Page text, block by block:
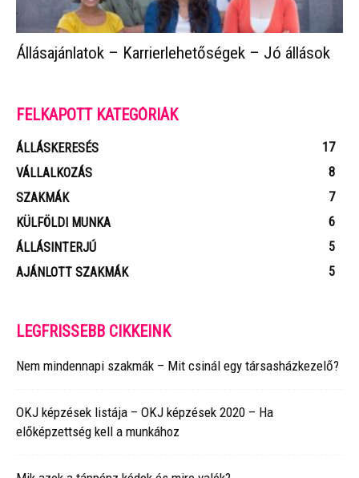
Állásajánlatok – Karrierlehetőségek – Jó állások
FELKAPOTT KATEGÓRIÁK
ÁLLÁSKERESÉS
17
VÁLLALKOZÁS
8
SZAKMÁK
7
KÜLFÖLDI MUNKA
6
ÁLLÁSINTERJÚ
5
AJÁNLOTT SZAKMÁK
5
LEGFRISSEBB CIKKEINK
Nem mindennapi szakmák – Mit csinál egy társasházkezelő?
OKJ képzések listája – OKJ képzések 2020 – Ha
előképzettség kell a munkához